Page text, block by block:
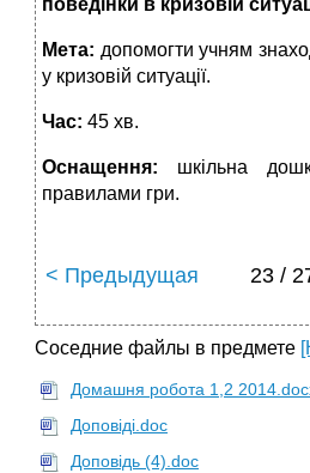
поведінки в кризовій
Мета: допомогти учням
у кризовій ситуації.
Час: 45 хв.
Оснащення: шкільна
правилами гри.
< Предыдущая 23 /
Соседние файлы в предмете
Домашня робота 1,2
Доповіді.doc
Доповідь (4).doc